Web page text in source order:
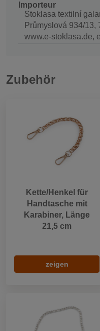
Importeur
Stoklasa textilní
Průmyslová 934/13,
www.e-stoklasa.de,
Zubehör
Kette/Henkel für
Handtasche mit
Karabiner, Länge
21,5 cm
zeigen